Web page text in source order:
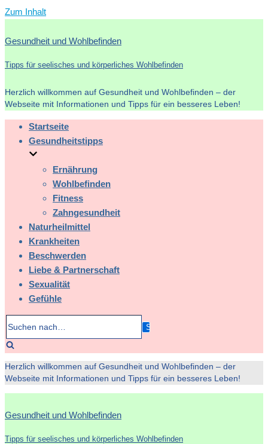
Zum Inhalt
Gesundheit und Wohlbefinden
Tipps für seelisches und körperliches Wohlbefinden
Herzlich willkommen auf Gesundheit und Wohlbefinden – der
Webseite mit Informationen und Tipps für ein besseres Leben!
Startseite
Gesundheitstipps
Ernährung
Wohlbefinden
Fitness
Zahngesundheit
Naturheilmittel
Krankheiten
Beschwerden
Liebe & Partnerschaft
Sexualität
Gefühle
Herzlich willkommen auf Gesundheit und Wohlbefinden – der
Webseite mit Informationen und Tipps für ein besseres Leben!
Gesundheit und Wohlbefinden
Tipps für seelisches und körperliches Wohlbefinden